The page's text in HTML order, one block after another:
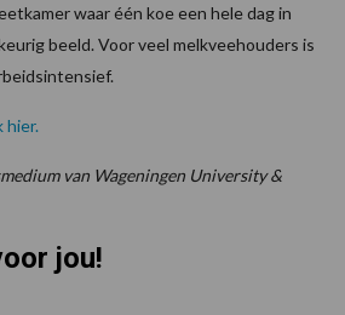
waar één koe een hele dag in
beeld. Voor veel melkveehouders is
hier.
van Wageningen University &
jou!